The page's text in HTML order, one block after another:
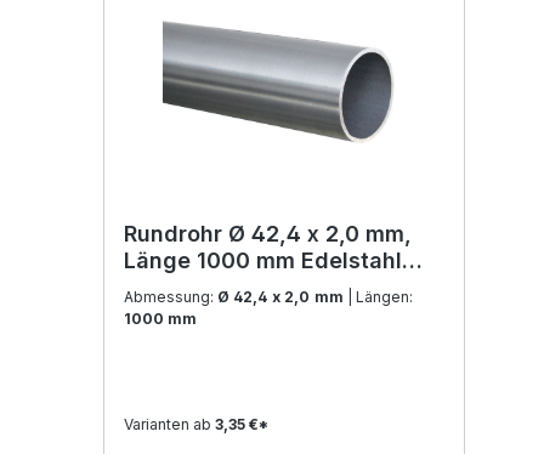
Rundrohr Ø 42,4 x 2,0 mm,
Länge 1000 mm Edelstahl
V2A
Abmessung: Ø 42,4 x 2,0 mm
| Längen:
1000 mm
Varianten ab 3,35 €*